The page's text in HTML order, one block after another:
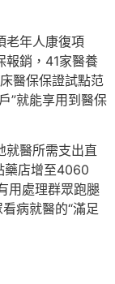
老年人康復項
報銷，41家醫養
醫保保證試點范
”就能享用到醫保
就醫所需支出直
藥店增至4060
用處理群眾跑腿
病就醫的“滿足